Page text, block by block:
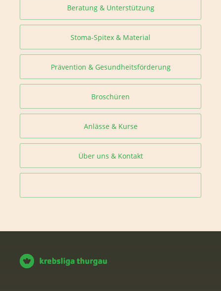
Beratung & Unterstützung
Stoma-Spitex & Material
Prävention & Gesundheitsförderung
Broschüren
Anlässe & Kurse
Über uns & Kontakt